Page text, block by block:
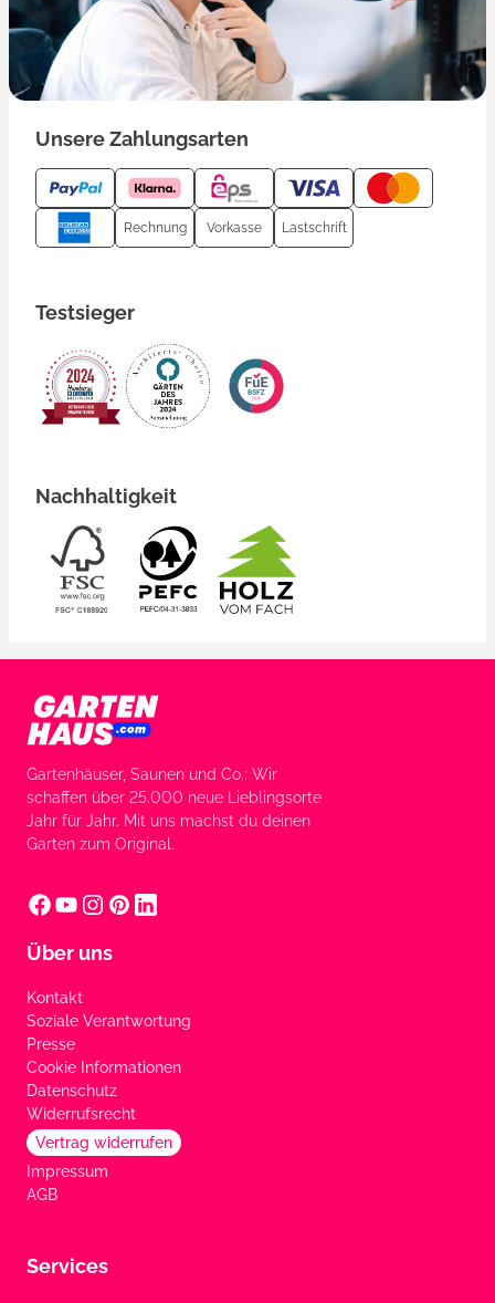
Unsere Zahlungsarten
Rechnung Vorkasse Lastschrift
Testsieger
Nachhaltigkeit
Gartenhäuser, Saunen und Co.: Wir
schaffen über 25.000 neue Lieblingsorte
Jahr für Jahr. Mit uns machst du deinen
Garten zum Original.
Über uns
Kontakt
Soziale Verantwortung
Presse
Cookie Informationen
Datenschutz
Widerrufsrecht
Vertrag widerrufen
Impressum
AGB
Services